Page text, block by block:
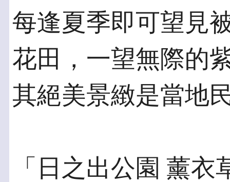
每逢夏季即可望見
花田，一望無際的
其絕美景緻是當地
「日之出公園 薰